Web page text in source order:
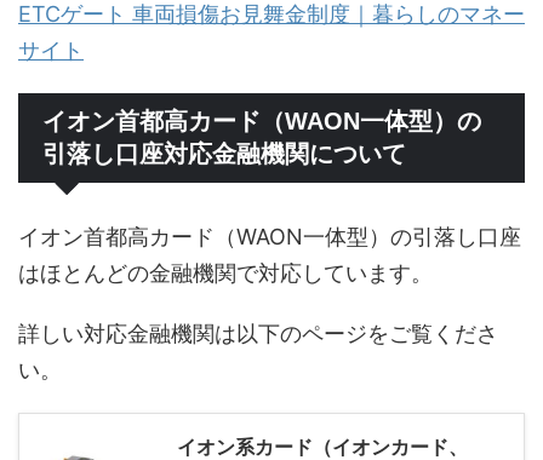
ETCゲート 車両損傷お見舞金制度｜暮らしのマネー
サイト
イオン首都高カード（WAON一体型）の
引落し口座対応金融機関について
イオン首都高カード（WAON一体型）の引落し口座
はほとんどの金融機関で対応しています。
詳しい対応金融機関は以下のページをご覧くださ
い。
イオン系カード（イオンカード、